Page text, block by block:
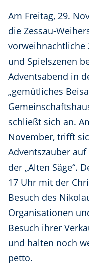
Am Freitag, 29.
die Zessau-
vorweihnachtliche
und Spielszenen
Adventsabend in
„gemütliches
schließt sich an.
November, trifft
Adventszauber
der „Alten Säge“.
17 Uhr mit der
Besuch des
Organisationen
Besuch ihrer
und halten noch
petto.